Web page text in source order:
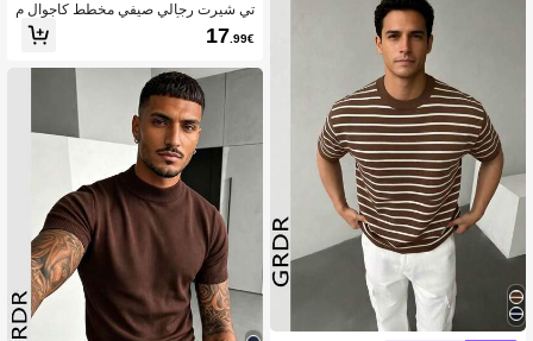
تي شيرت رجالي صيفي مخطط كاجوال م
حبوك رقيق بأكمام قصيرة - ملابس مريحة
بتصميم بسيط
17 .99€